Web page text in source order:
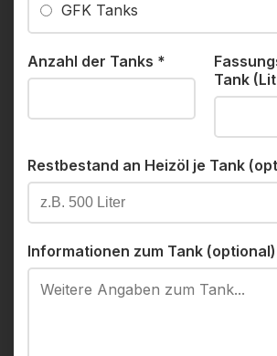
GFK Tanks
Anzahl der Tanks *
Tank
Restbestand an Heizöl je Tank
Informationen zum Tank (optional)